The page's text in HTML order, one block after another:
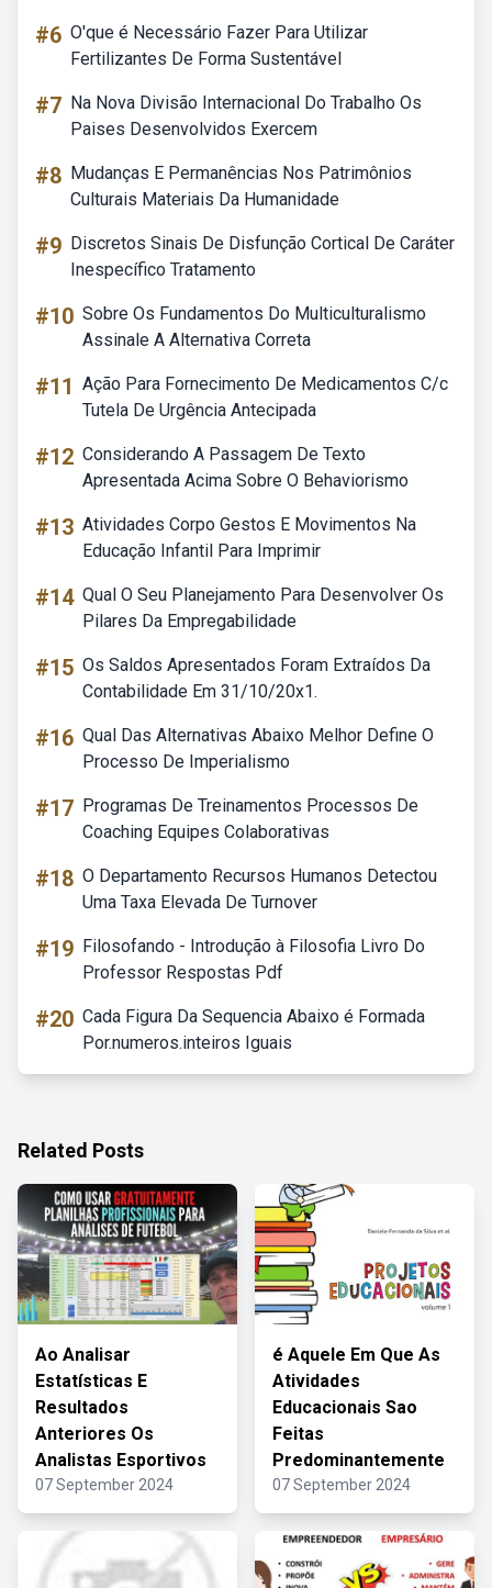
#6 O'que é Necessário Fazer Para Utilizar
Fertilizantes De Forma Sustentável
#7 Na Nova Divisão Internacional Do Trabalho Os
Paises Desenvolvidos Exercem
#8 Mudanças E Permanências Nos Patrimônios
Culturais Materiais Da Humanidade
#9 Discretos Sinais De Disfunção Cortical De Caráter
Inespecífico Tratamento
#10 Sobre Os Fundamentos Do Multiculturalismo
Assinale A Alternativa Correta
#11 Ação Para Fornecimento De Medicamentos C/c
Tutela De Urgência Antecipada
#12 Considerando A Passagem De Texto
Apresentada Acima Sobre O Behaviorismo
#13 Atividades Corpo Gestos E Movimentos Na
Educação Infantil Para Imprimir
#14 Qual O Seu Planejamento Para Desenvolver Os
Pilares Da Empregabilidade
#15 Os Saldos Apresentados Foram Extraídos Da
Contabilidade Em 31/10/20x1.
#16 Qual Das Alternativas Abaixo Melhor Define O
Processo De Imperialismo
#17 Programas De Treinamentos Processos De
Coaching Equipes Colaborativas
#18 O Departamento Recursos Humanos Detectou
Uma Taxa Elevada De Turnover
#19 Filosofando - Introdução à Filosofia Livro Do
Professor Respostas Pdf
#20 Cada Figura Da Sequencia Abaixo é Formada
Por.numeros.inteiros Iguais
Related Posts
Ao Analisar
Estatísticas E
Resultados
Anteriores Os
Analistas Esportivos
07 September 2024
é Aquele Em Que As
Atividades
Educacionais Sao
Feitas
Predominantemente
07 September 2024